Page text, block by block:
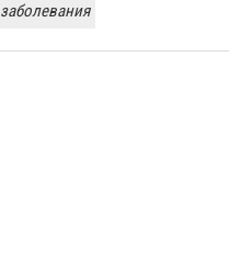
заболевания